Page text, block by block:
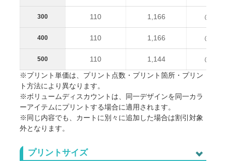
300 110 1,166
400 110 1,166
500 110 1,144
※プリント単価は、プリント点数・プリント箇所・プリン
ト方法により異なります。
※ボリュームディスカウントは、同一デザインを同一カラ
ーアイテムにプリントする場合に適用されます。
※同じ内容でも、カートに別々に追加した場合は割引対象
外となります。
プリントサイズ